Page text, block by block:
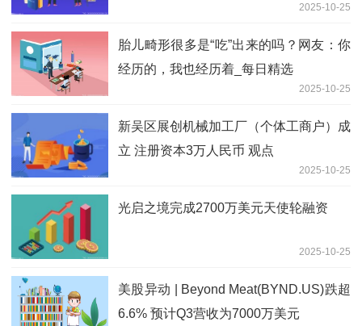
2025-10-25
胎儿畸形很多是“吃”出来的吗？网友：你
经历的，我也经历着_每日精选
2025-10-25
新吴区展创机械加工厂（个体工商户）成
立 注册资本3万人民币 观点
2025-10-25
光启之境完成2700万美元天使轮融资
2025-10-25
美股异动 | Beyond Meat(BYND.US)跌超
6.6% 预计Q3营收为7000万美元